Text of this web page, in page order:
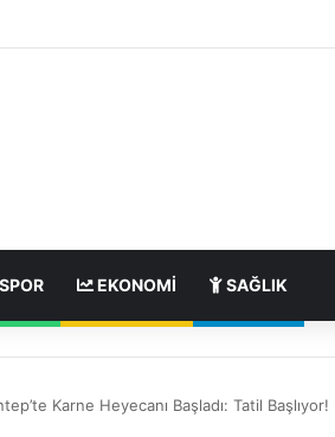
SPOR EKONOMI SAĞLIK
Karne Heyecanı Başladı: Tatil Başlıyor!